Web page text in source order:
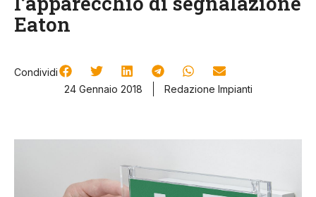
Eaton
Condividi
24 Gennaio 2018
Redazione Impianti